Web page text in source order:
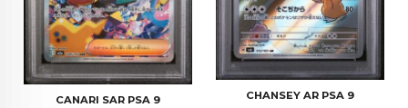
CANARI SAR PSA 9 CHANSEY AR PSA 9